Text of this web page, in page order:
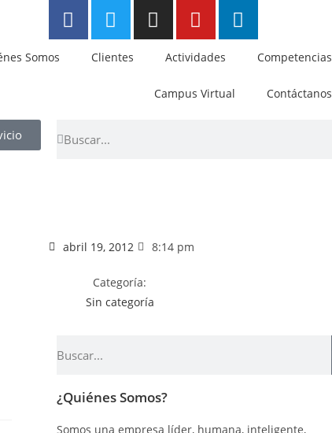
Somos Clientes Actividades Competencias
Campus Virtual Contáctanos
abril 19, 2012 8:14 pm
Categoría:
Sin categoría
¿Quiénes Somos?
Somos una empresa líder, humana, inteligente,